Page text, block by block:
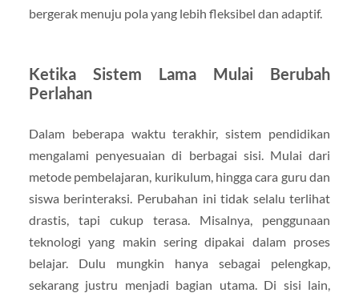
bergerak menuju pola yang lebih fleksibel dan adaptif.
Ketika Sistem Lama Mulai Berubah
Perlahan
Dalam beberapa waktu terakhir, sistem pendidikan
mengalami penyesuaian di berbagai sisi. Mulai dari
metode pembelajaran, kurikulum, hingga cara guru dan
siswa berinteraksi. Perubahan ini tidak selalu terlihat
drastis, tapi cukup terasa. Misalnya, penggunaan
teknologi yang makin sering dipakai dalam proses
belajar. Dulu mungkin hanya sebagai pelengkap,
sekarang justru menjadi bagian utama. Di sisi lain,